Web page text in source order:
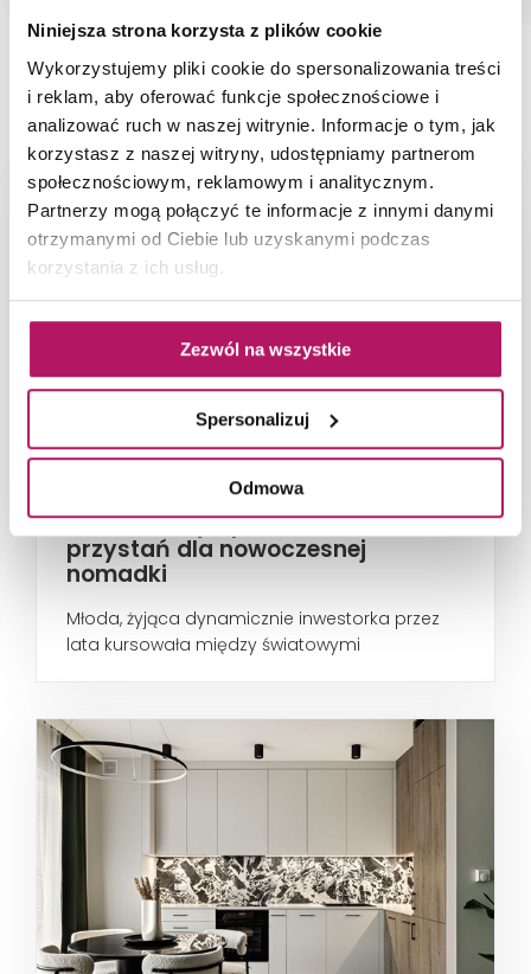
Niniejsza strona korzysta z plików cookie
Wykorzystujemy pliki cookie do spersonalizowania treści
i reklam, aby oferować funkcje społecznościowe i
analizować ruch w naszej witrynie. Informacje o tym, jak
korzystasz z naszej witryny, udostępniamy partnerom
społecznościowym, reklamowym i analitycznym.
Partnerzy mogą połączyć te informacje z innymi danymi
otrzymanymi od Ciebie lub uzyskanymi podczas
korzystania z ich usług.
Zezwól na wszystkie
Spersonalizuj
Odmowa
NAJNOWSZE ARTYKUŁY
66-metrowy apartament:
przystań dla nowoczesnej
nomadki
Młoda, żyjąca dynamicznie inwestorka przez
lata kursowała między światowymi